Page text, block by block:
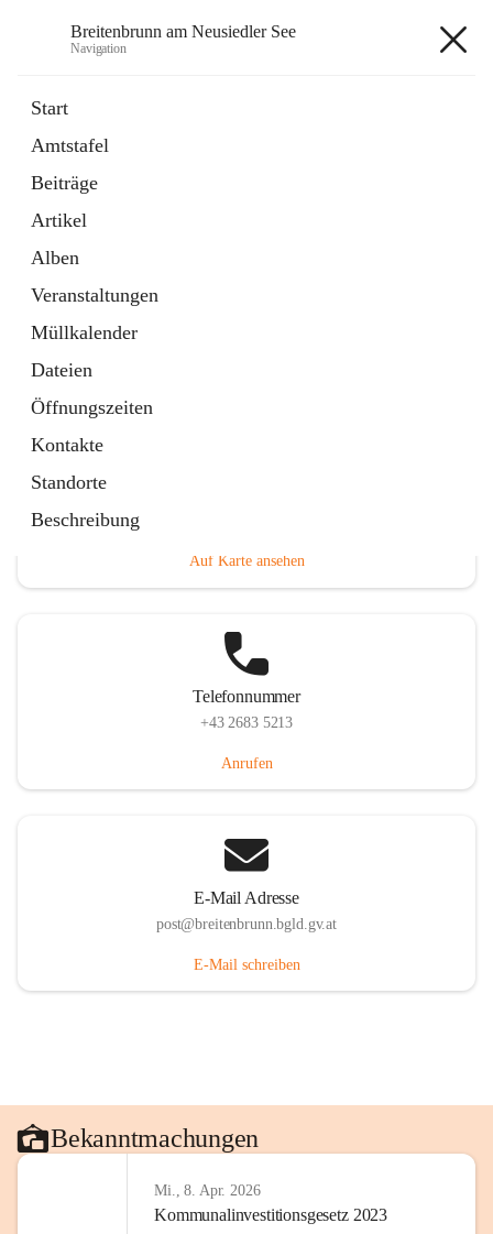
Breitenbrunn am Neusiedler See
Navigation
Start
Amtstafel
Beiträge
Artikel
Alben
Veranstaltungen
Müllkalender
Dateien
Öffnungszeiten
Kontakte
Standorte
Beschreibung
18 Schnellzugriffe
Gemeindeservice
Auf Karte ansehen
Telefonnummer
+43 2683 5213
Anrufen
E-Mail Adresse
post@breitenbrunn.bgld.gv.at
E-Mail schreiben
Bekanntmachungen
Mi., 8. Apr. 2026
Kommunalinvestitionsgesetz 2023